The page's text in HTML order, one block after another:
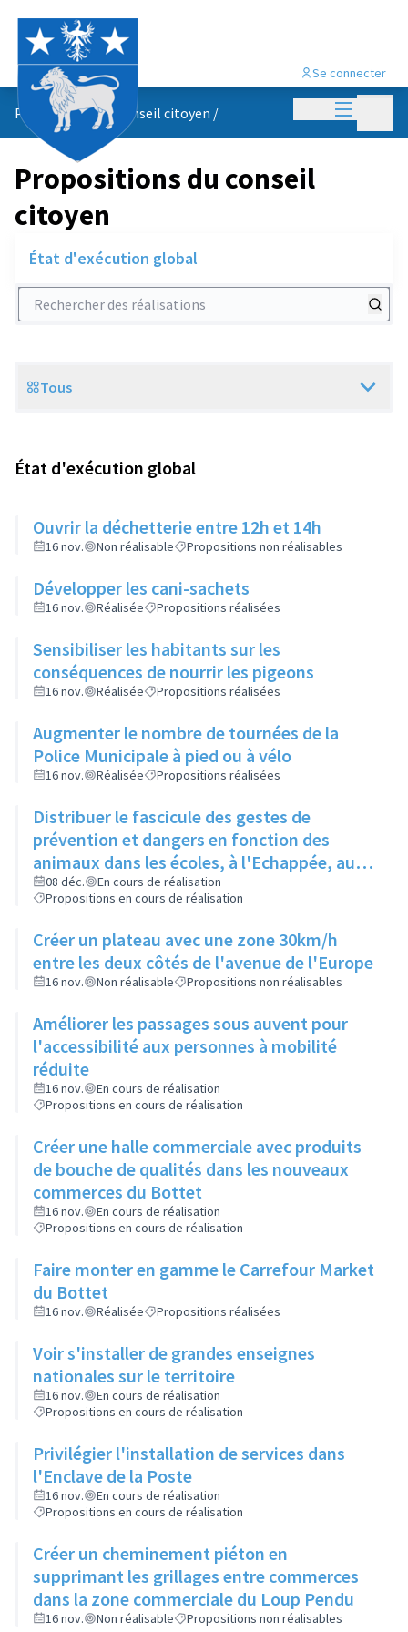
Menu
Se connecter
Propositions du conseil citoyen /
Propositions du conseil
citoyen
État d'exécution global
Rechercher des réalisations
Scope
Tous
État d'exécution global
Ouvrir la déchetterie entre 12h et 14h
16 nov. Non réalisable Propositions non réalisables
Développer les cani-sachets
16 nov. Réalisée Propositions réalisées
Sensibiliser les habitants sur les
conséquences de nourrir les pigeons
16 nov. Réalisée Propositions réalisées
Augmenter le nombre de tournées de la
Police Municipale à pied ou à vélo
16 nov. Réalisée Propositions réalisées
Distribuer le fascicule des gestes de
prévention et dangers en fonction des
animaux dans les écoles, à l'Echappée, aux
Centres Sociaux.... et l'insérer dans le
Rilliard en version détachable.
08 déc.
En cours de réalisation
Propositions en cours de réalisation
Créer un plateau avec une zone 30km/h
entre les deux côtés de l'avenue de l'Europe
16 nov. Non réalisable Propositions non réalisables
Améliorer les passages sous auvent pour
l'accessibilité aux personnes à mobilité
réduite
16 nov.
En cours de réalisation
Propositions en cours de réalisation
Créer une halle commerciale avec produits
de bouche de qualités dans les nouveaux
commerces du Bottet
16 nov.
En cours de réalisation
Propositions en cours de réalisation
Faire monter en gamme le Carrefour Market
du Bottet
16 nov. Réalisée Propositions réalisées
Voir s'installer de grandes enseignes
nationales sur le territoire
16 nov.
En cours de réalisation
Propositions en cours de réalisation
Privilégier l'installation de services dans
l'Enclave de la Poste
16 nov.
En cours de réalisation
Propositions en cours de réalisation
Créer un cheminement piéton en
supprimant les grillages entre commerces
dans la zone commerciale du Loup Pendu
16 nov. Non réalisable Propositions non réalisables